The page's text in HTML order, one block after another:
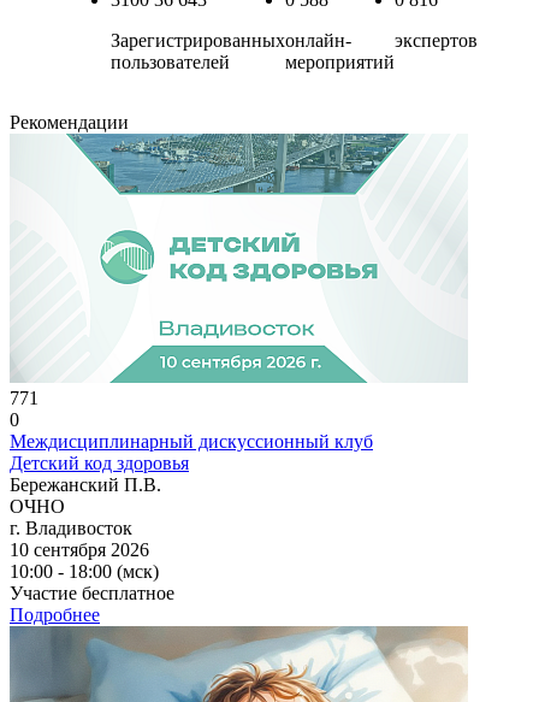
Зарегистрированных
пользователей
онлайн-
мероприятий
экспертов
Рекомендации
771
0
Междисциплинарный дискуссионный клуб
Детский код здоровья
Бережанский П.В.
ОЧНО
г. Владивосток
10 сентября 2026
10:00 - 18:00 (мск)
Участие бесплатное
Подробнее